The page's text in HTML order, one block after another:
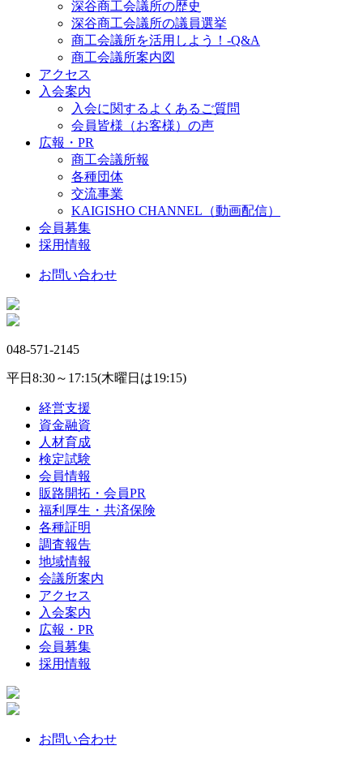
深谷商工会議所の歴史
深谷商工会議所の議員選挙
商工会議所を活用しよう！-Q&A
商工会議所案内図
アクセス
入会案内
入会に関するよくあるご質問
会員皆様（お客様）の声
広報・PR
商工会議所報
各種団体
交流事業
KAIGISHO CHANNEL（動画配信）
会員募集
採用情報
お問い合わせ
048-571-2145
平日8:30～17:15(木曜日は19:15)
経営支援
資金融資
人材育成
検定試験
会員情報
販路開拓・会員PR
福利厚生・共済保険
各種証明
調査報告
地域情報
会議所案内
アクセス
入会案内
広報・PR
会員募集
採用情報
お問い合わせ